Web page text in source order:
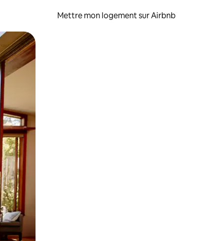
Mettre mon logement sur Airbnb
glisser.